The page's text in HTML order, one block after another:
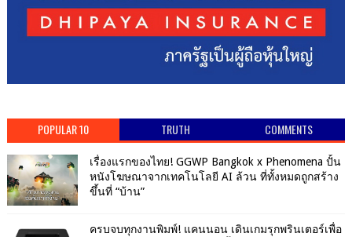
POPULAR 10 TRUTH COMMENTS
เรื่องแรกของไทย! GGWP Bangkok x Phenomena ปั้น
หนังโฆษณาจากเทคโนโลยี AI ล้วน ที่ทั้งหมดถูกสร้าง
ขึ้นที่ “บ้าน”
ครบจบทุกงานพิมพ์! แคนนอน เดินเกมรุกพรินเตอร์เพื่อ